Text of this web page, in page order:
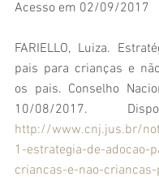
Acesso em 02/09/2017
FARIELLO, Luiza.
pais para crianças e
os pais. Conselho
http://www.cnj.jus.br/
1-estrategia-de-adocao-
criancas-e-nao-